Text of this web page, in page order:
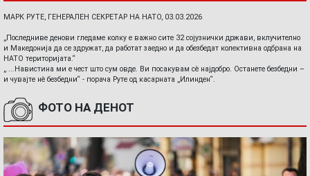
МАРК РУТЕ, ГЕНЕРАЛЕН СЕКРЕТАР НА НАТО, 03.03.2026
„Последниве денови гледаме колку е важно сите 32 сојузнички држави, вклучително
и Македонија да се здружат, да работат заедно и да обезбедат колективна одбрана на
НАТО територијата.“
„ ...Навистина ми е чест што сум овде. Ви посакувам сè најдобро. Останете безбедни –
и чувајте нè безбедни“ - порача Руте од касарната „Илинден“.
ФОТО НА ДЕНОТ